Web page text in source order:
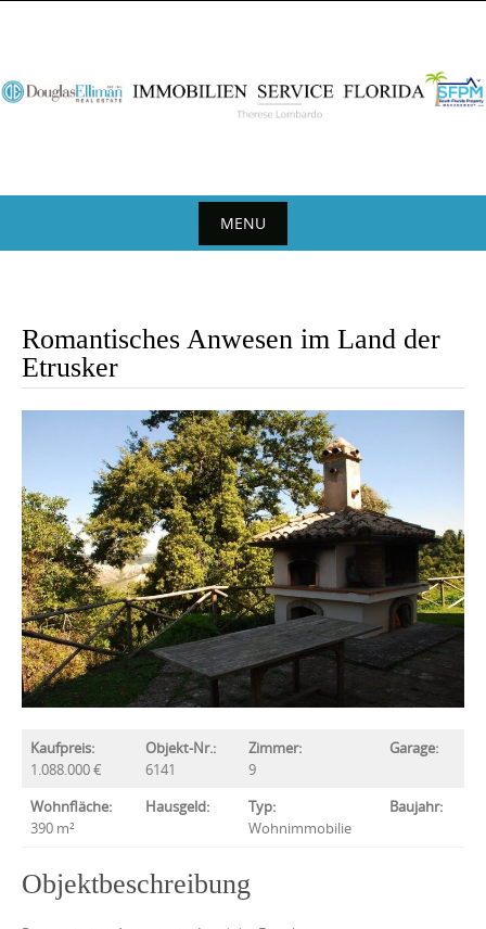
MENU
content
Romantisches Anwesen im Land der
Etrusker
Kaufpreis:
1.088.000 €
Objekt-Nr.:
6141
Zimmer:
9
Garage:
Wohnfläche:
390 m²
Hausgeld:
Typ:
Wohnimmobilie
Baujahr:
Objektbeschreibung